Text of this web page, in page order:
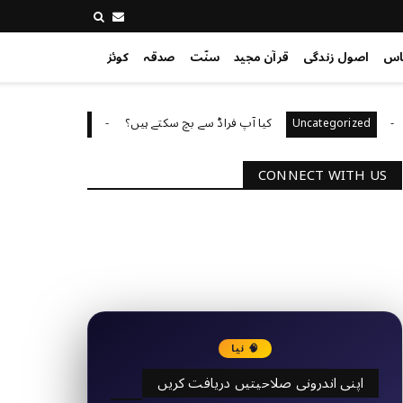
اصول زندگی قرآن مجید سنّت صدقہ کوئز
کیا آپ فراڈ سے بچ سکتے ہیں؟ Uncategorized
CONNECT WITH US
🧠 نیا
اپنی اندرونی صلاحیتیں دریافت کریں